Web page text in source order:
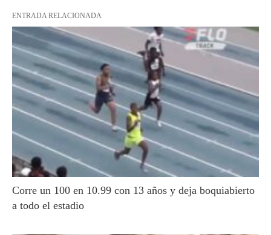
ENTRADA RELACIONADA
Corre un 100 en 10.99 con 13 años y deja boquiabierto
a todo el estadio